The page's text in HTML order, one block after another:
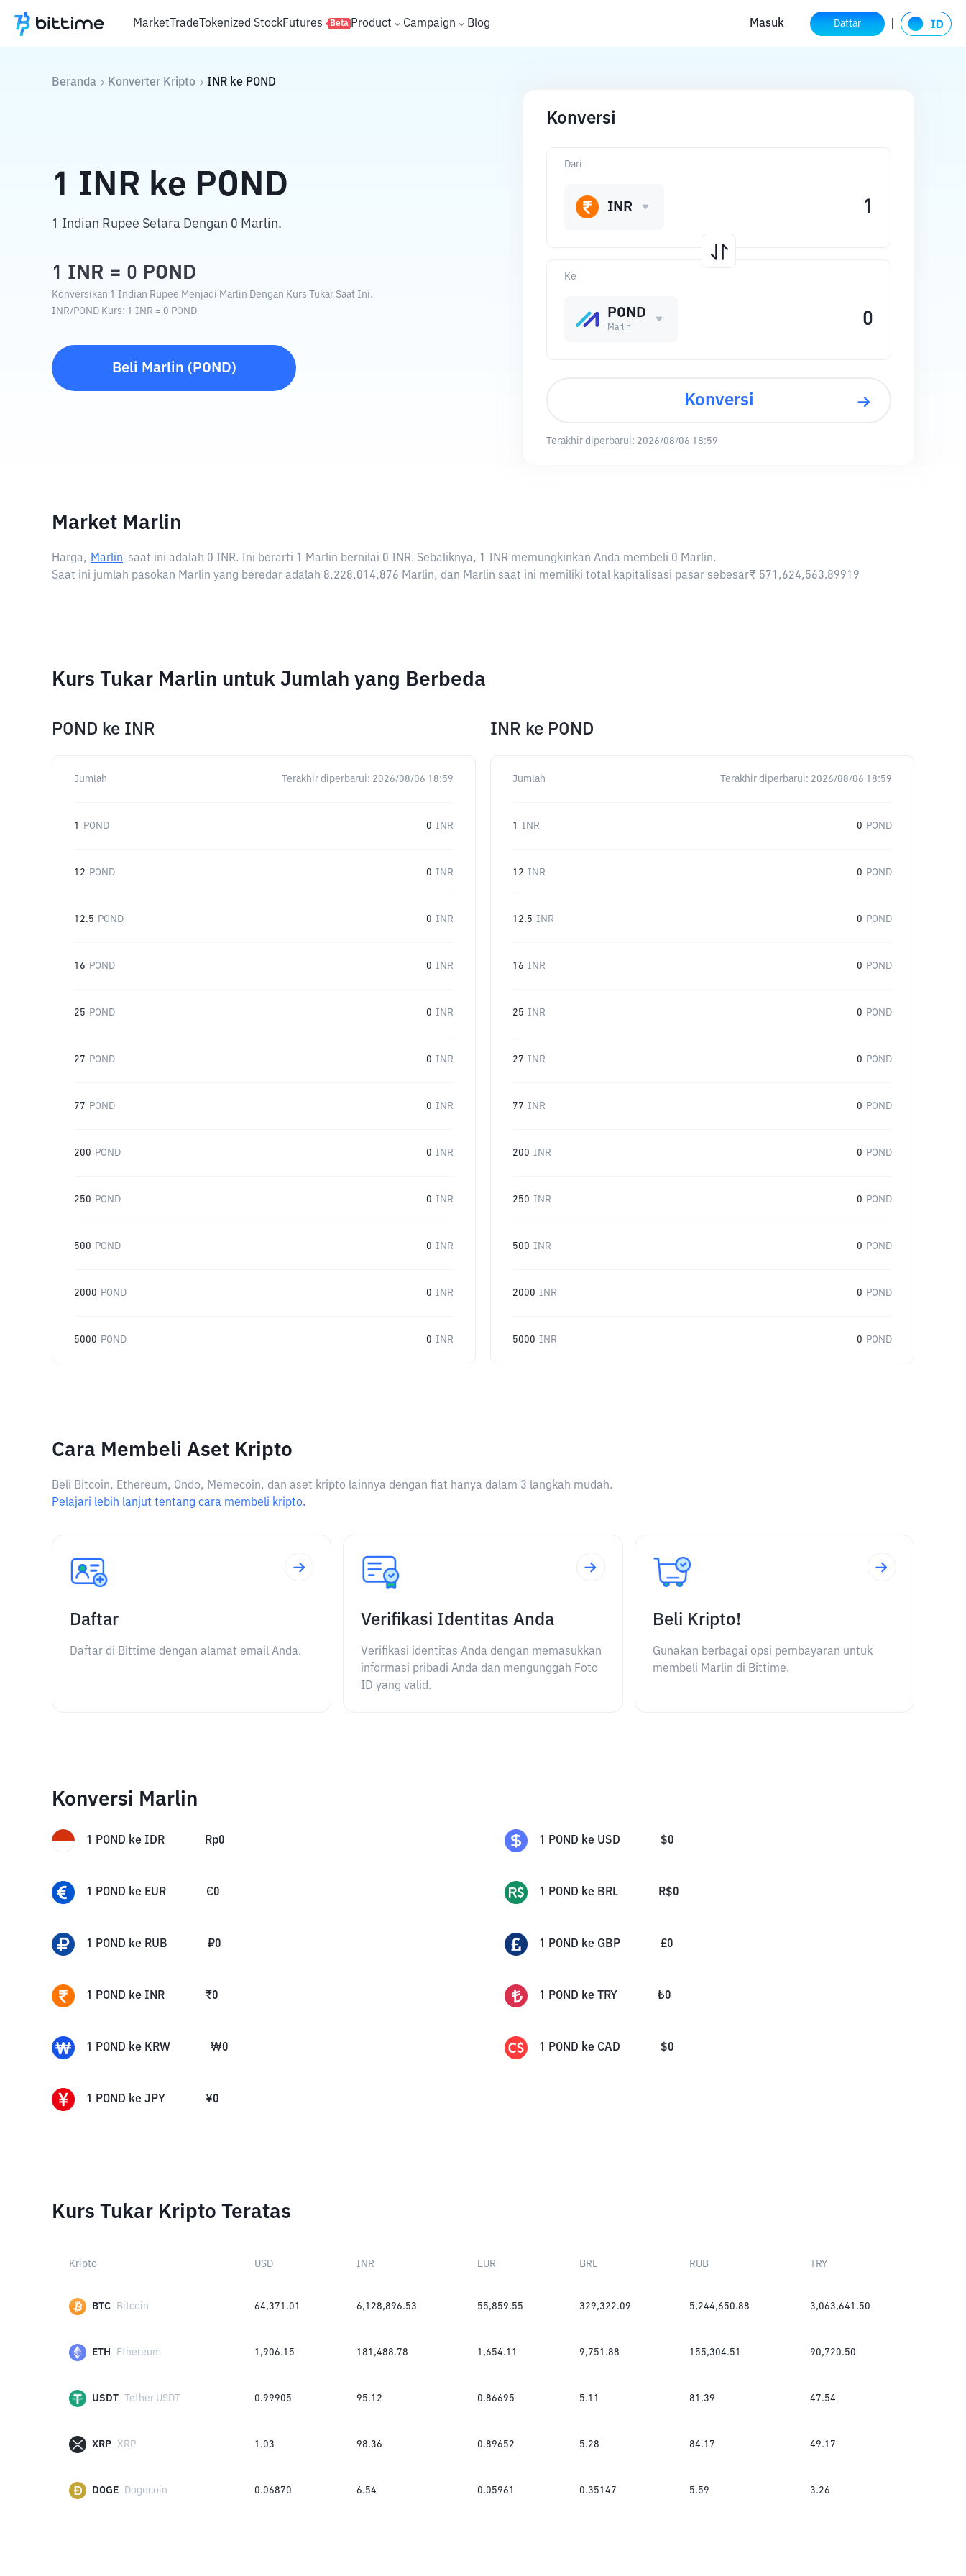
MarketTradeTokenized StockFutures Beta Product Campaign Blog Masuk Daftar
Beranda Konverter Kripto INR ke POND
1 INR ke POND
1 Indian Rupee Setara Dengan 0 Marlin.
1 INR = 0 POND
Konversikan 1 Indian Rupee Menjadi Marlin Dengan Kurs Tukar Saat Ini.
INR/POND Kurs: 1 INR = 0 POND
Beli Marlin ( POND)
Konversi
Ke
POND
Marlin
Dari
INR
Konversi
Terakhir diperbarui: 2026/08/06 18:59
Market Marlin
Harga, Marlin saat ini adalah 0 INR. Ini berarti 1 Marlin bernilai 0 INR. Sebaliknya, 1 INR memungkinkan Anda membeli 0 Marlin.
Saat ini jumlah pasokan Marlin yang beredar adalah 8,228,014,876 Marlin, dan Marlin saat ini memiliki total kapitalisasi pasar sebesar₹ 571,624,563.89919
Kurs Tukar Marlin untuk Jumlah yang Berbeda
POND ke INR
Jumlah Terakhir diperbarui: 2026/08/06 18:59
1 POND 0 INR
12 POND 0 INR
12.5 POND 0 INR
16 POND 0 INR
25 POND 0 INR
27 POND 0 INR
77 POND 0 INR
200 POND 0 INR
250 POND 0 INR
500 POND 0 INR
2000 POND 0 INR
5000 POND 0 INR
INR ke POND
Jumlah Terakhir diperbarui: 2026/08/06 18:59
1 INR 0 POND
12 INR 0 POND
12.5 INR 0 POND
16 INR 0 POND
25 INR 0 POND
27 INR 0 POND
77 INR 0 POND
200 INR 0 POND
250 INR 0 POND
500 INR 0 POND
2000 INR 0 POND
5000 INR 0 POND
Cara Membeli Aset Kripto
Beli Bitcoin, Ethereum, Ondo, Memecoin, dan aset kripto lainnya dengan fiat hanya dalam 3 langkah mudah.
Pelajari lebih lanjut tentang cara membeli kripto.
Daftar
Daftar di Bittime dengan alamat email Anda.
Verifikasi Identitas Anda
Verifikasi identitas Anda dengan memasukkan
informasi pribadi Anda dan mengunggah Foto
ID yang valid.
Beli Kripto!
Gunakan berbagai opsi pembayaran untuk
membeli Marlin di Bittime.
Konversi Marlin
1 POND ke IDR Rp0 1 POND ke USD $0
1 POND ke EUR €0 1 POND ke BRL R$0
1 POND ke RUB ₽0 1 POND ke GBP £0
1 POND ke INR ₹0 1 POND ke TRY ₺0
1 POND ke KRW ₩0 1 POND ke CAD $0
1 POND ke JPY ¥0
Kurs Tukar Kripto Teratas
Kripto USD INR EUR BRL RUB TRY
BTC Bitcoin 64,371.01 6,128,896.53 55,859.55 329,322.09 5,244,650.88 3,063,641.50
ETH Ethereum 1,906.15 181,488.78 1,654.11 9,751.88 155,304.51 90,720.50
USDT Tether USDT 0.99905 95.12 0.86695 5.11 81.39 47.54
XRP XRP 1.03 98.36 0.89652 5.28 84.17 49.17
DOGE Dogecoin 0.06870 6.54 0.05961 0.35147 5.59 3.26